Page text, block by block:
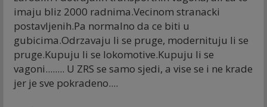
imaju bliz 2000 radnima.Vecinom stranacki
postavljenih.Pa normalno da ce biti u
gubicima.Odrzavaju li se pruge, modernituju li se
pruge.Kupuju li se lokomotive.Kupuju li se
vagoni........ U ZRS se samo sjedi, a vise se i ne krade
jer je sve pokradeno....